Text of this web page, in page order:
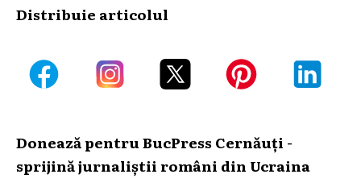
Distribuie articolul
Donează pentru BucPress Cernăuți -
sprijină jurnaliștii români din Ucraina